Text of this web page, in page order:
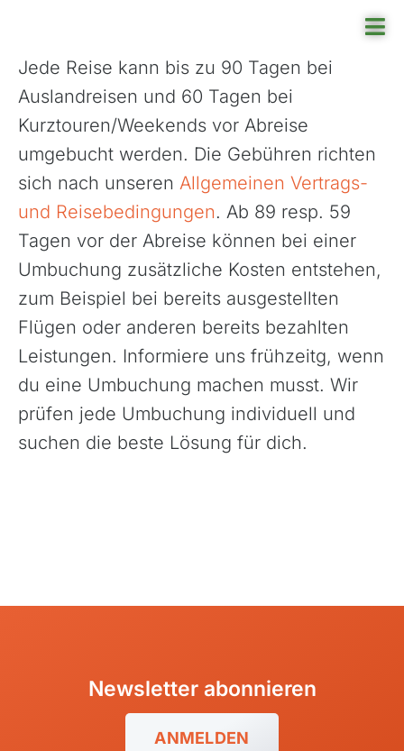
content
Jede Reise kann bis zu 90 Tagen bei
Auslandreisen und 60 Tagen bei
Kurztouren/Weekends vor Abreise
umgebucht werden. Die Gebühren richten
sich nach unseren Allgemeinen Vertrags-
und Reisebedingungen. Ab 89 resp. 59
Tagen vor der Abreise können bei einer
Umbuchung zusätzliche Kosten entstehen,
zum Beispiel bei bereits ausgestellten
Flügen oder anderen bereits bezahlten
Leistungen. Informiere uns frühzeitg, wenn
du eine Umbuchung machen musst. Wir
prüfen jede Umbuchung individuell und
suchen die beste Lösung für dich.
Newsletter abonnieren
ANMELDEN
Azoren, Portugal
Balkan
Baltikum (Estland, Lettland, Litauen)
Griechenland
Kroatien
Madeira, Portugal